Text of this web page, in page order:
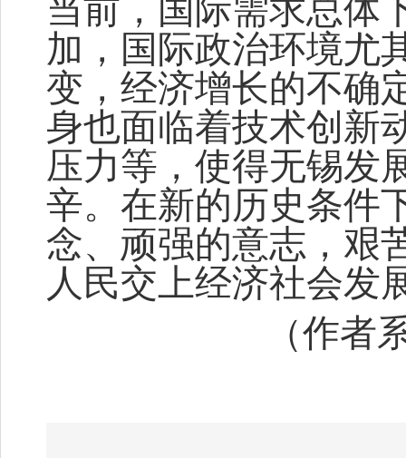
当前，国际需求总体
加，国际政治环境尤
变，经济增长的不确
身也面临着技术创新
压力等，使得无锡发
辛。在新的历史条件
念、顽强的意志，艰
人民交上经济社会发
（作者